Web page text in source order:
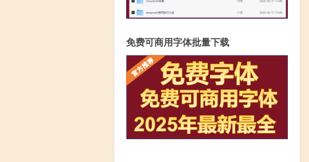
免费可商用字体批量下载